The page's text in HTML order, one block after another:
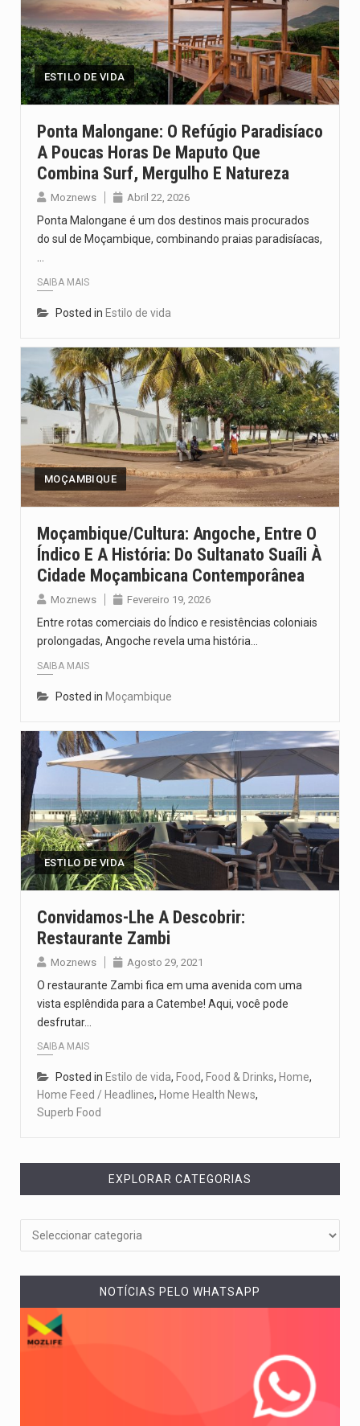
O pagamento marca o desfecho de um dos processos mais…
O programa, cuja implementação está prevista entre abril de 2026…
A nova legislação estabelece um prazo de 180 dias para…
O Departamento de Estado norte-americano confirmou que cidadãos dos Estados…
ESTILO DE VIDA
Ponta Malongane: O Refúgio Paradisíaco
A Poucas Horas De Maputo Que
Combina Surf, Mergulho E Natureza
Moznews Abril 22, 2026
Ponta Malongane é um dos destinos mais procurados
do sul de Moçambique, combinando praias paradisíacas,
…
SAIBA MAIS
Posted in Estilo de vida
MOÇAMBIQUE
Moçambique/Cultura: Angoche, Entre O
Índico E A História: Do Sultanato Suaíli À
Cidade Moçambicana Contemporânea
Moznews Fevereiro 19, 2026
Entre rotas comerciais do Índico e resistências coloniais
prolongadas, Angoche revela uma história…
SAIBA MAIS
Posted in Moçambique
ESTILO DE VIDA
Convidamos-Lhe A Descobrir:
Restaurante Zambi
Moznews Agosto 29, 2021
O restaurante Zambi fica em uma avenida com uma
vista esplêndida para a Catembe! Aqui, você pode
desfrutar…
SAIBA MAIS
Posted in Estilo de vida, Food, Food & Drinks, Home,
Home Feed / Headlines, Home Health News,
Superb Food
EXPLORAR CATEGORIAS
NOTÍCIAS PELO WHATSAPP